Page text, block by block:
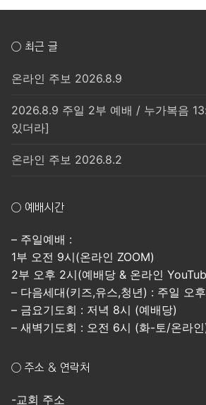
○ 최근 글
온라인 주보 2026.8.9
2026.8.9 주일 2부 예배 / 누가복음
있더라]
온라인 주보 2026.8.2
○ 예배시간
– 주일예배 :
1부 오전 9시(온라인 ZOOM)
2부 오후 2시(예배당 & 온라인
– 다음세대(키즈,유스,청년) : 주일 오
– 금요기도회 : 저녁 8시 (예배당)
– 새벽기도회 : 오전 6시 (화-토/온라인
○ 주소 & 연락처
-교회 주소